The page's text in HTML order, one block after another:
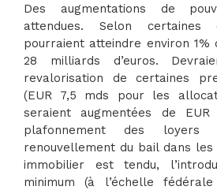
Des augmentations de
attendues. Selon certaines
pourraient atteindre environ 1%
28 milliards d’euros.
revalorisation de certaines
(EUR 7,5 mds pour les
seraient augmentées de
plafonnement des
renouvellement du bail dans
immobilier est tendu,
minimum (à l’échelle